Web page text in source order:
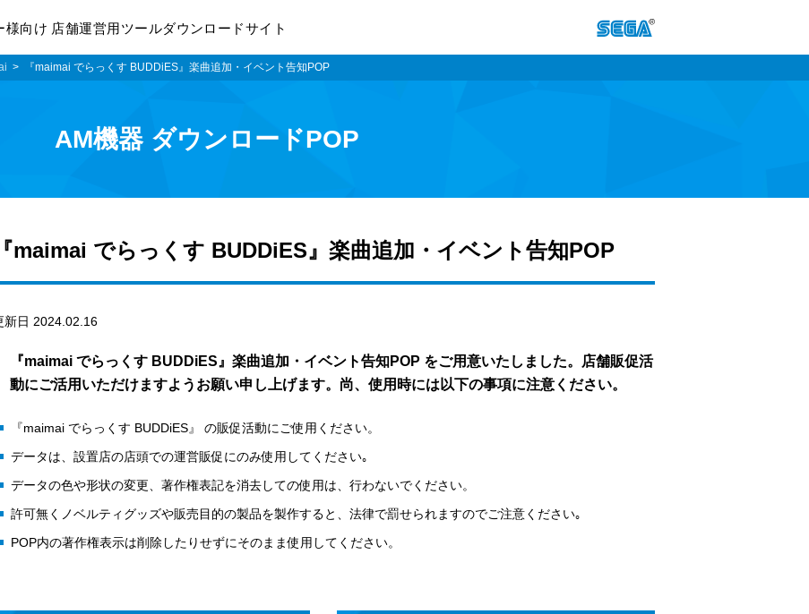
様向け 店舗運営用ツールダウンロードサイト
『maimai でらっくす BUDDiES』楽曲追加・イベント告知POP
AM機器 ダウンロードPOP
『maimai でらっくす BUDDiES』楽曲追加・イベント告知POP
新日 2024.02.16
『maimai でらっくす BUDDiES』楽曲追加・イベント告知POP をご用意いたしました。店舗販促活
動にご活用いただけますようお願い申し上げます。尚、使用時には以下の事項に注意ください。
『maimai でらっくす BUDDiES』 の販促活動にご使用ください。
データは、設置店の店頭での運営販促にのみ使用してください｡
データの色や形状の変更、著作権表記を消去しての使用は、行わないでください。
許可無くノベルティグッズや販売目的の製品を製作すると、法律で罰せられますのでご注意ください｡
POP内の著作権表示は削除したりせずにそのまま使用してください。